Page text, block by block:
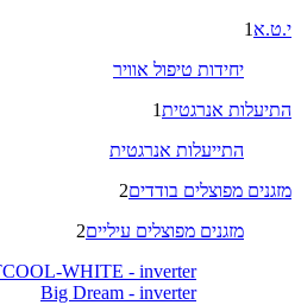
י.ט.א 1
יחידות טיפול אוויר
התיעלות אנרגטית1
התייעלות אנרגטית
מזגנים מפוצלים בודדים2
מזגנים מפוצלים עיליים2
WHITE - inverter
Big Dream - inverter